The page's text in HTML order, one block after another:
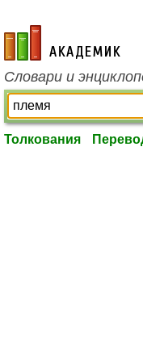
academic.ru
Словари и
Толкования